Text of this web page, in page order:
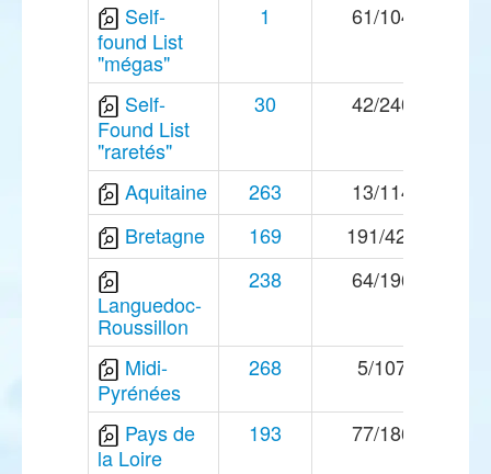
Self-
found List
"mégas"
1 61/104
Self-
Found List
"raretés"
30 42/240
Aquitaine 263
13/114
Bretagne
169 191/420
Languedoc-
Roussillon
238 64/196
Midi-
Pyrénées
268 5/107
Pays de
la Loire
193 77/186